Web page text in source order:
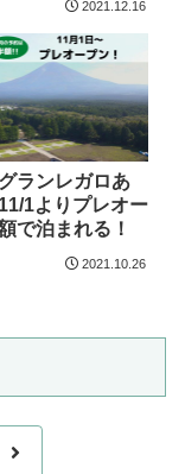
2021.12.16
ランレガロあ
1よりプレオー
で泊まれる！
2021.10.26
次